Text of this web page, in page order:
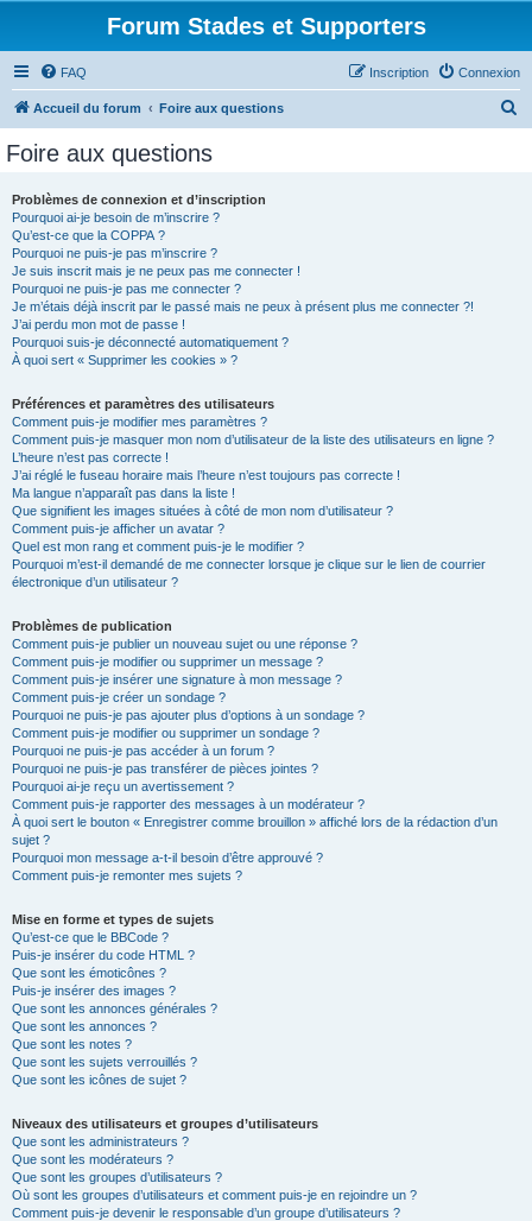
Forum Stades et Supporters
FAQ Connexion
Inscription
Accueil du forum Foire aux questions
Foire aux questions
Problèmes de connexion et d’inscription
Pourquoi ai-je besoin de m’inscrire ?
Qu’est-ce que la COPPA ?
Pourquoi ne puis-je pas m’inscrire ?
Je suis inscrit mais je ne peux pas me connecter !
Pourquoi ne puis-je pas me connecter ?
Je m’étais déjà inscrit par le passé mais ne peux à présent plus me connecter ?!
J’ai perdu mon mot de passe !
Pourquoi suis-je déconnecté automatiquement ?
À quoi sert « Supprimer les cookies » ?
Préférences et paramètres des utilisateurs
Comment puis-je modifier mes paramètres ?
Comment puis-je masquer mon nom d’utilisateur de la liste des utilisateurs en ligne ?
L’heure n’est pas correcte !
J’ai réglé le fuseau horaire mais l’heure n’est toujours pas correcte !
Ma langue n’apparaît pas dans la liste !
Que signifient les images situées à côté de mon nom d’utilisateur ?
Comment puis-je afficher un avatar ?
Quel est mon rang et comment puis-je le modifier ?
Pourquoi m’est-il demandé de me connecter lorsque je clique sur le lien de courrier
électronique d’un utilisateur ?
Problèmes de publication
Comment puis-je publier un nouveau sujet ou une réponse ?
Comment puis-je modifier ou supprimer un message ?
Comment puis-je insérer une signature à mon message ?
Comment puis-je créer un sondage ?
Pourquoi ne puis-je pas ajouter plus d’options à un sondage ?
Comment puis-je modifier ou supprimer un sondage ?
Pourquoi ne puis-je pas accéder à un forum ?
Pourquoi ne puis-je pas transférer de pièces jointes ?
Pourquoi ai-je reçu un avertissement ?
Comment puis-je rapporter des messages à un modérateur ?
À quoi sert le bouton « Enregistrer comme brouillon » affiché lors de la rédaction d’un
sujet ?
Pourquoi mon message a-t-il besoin d’être approuvé ?
Comment puis-je remonter mes sujets ?
Mise en forme et types de sujets
Qu’est-ce que le BBCode ?
Puis-je insérer du code HTML ?
Que sont les émoticônes ?
Puis-je insérer des images ?
Que sont les annonces générales ?
Que sont les annonces ?
Que sont les notes ?
Que sont les sujets verrouillés ?
Que sont les icônes de sujet ?
Niveaux des utilisateurs et groupes d’utilisateurs
Que sont les administrateurs ?
Que sont les modérateurs ?
Que sont les groupes d’utilisateurs ?
Où sont les groupes d’utilisateurs et comment puis-je en rejoindre un ?
Comment puis-je devenir le responsable d’un groupe d’utilisateurs ?